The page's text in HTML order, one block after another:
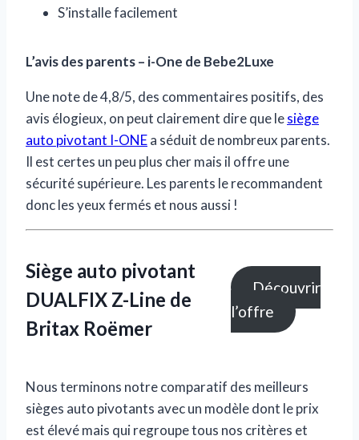
S’installe facilement
L’avis des parents – i-One de Bebe2Luxe
Une note de 4,8/5, des commentaires positifs, des
avis élogieux, on peut clairement dire que lesiège
auto pivotant I-ONEa séduit de nombreux parents.
Il est certes un peu plus cher mais il offre une
sécurité supérieure. Les parents le recommandent
donc les yeux fermés et nous aussi !
Siège auto pivotant
DUALFIX Z-Line de
Britax Roëmer
Découvrir
l’offre
Nous terminons notre comparatif des meilleurs
sièges auto pivotants avec un modèle dont le prix
est élevé mais qui regroupe tous nos critères et